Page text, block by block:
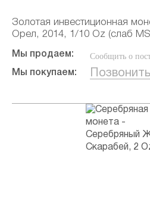
Золотая инвестиционная
Орел, 2014, 1/10 Oz (слаб
Мы продаем: Сообщить о
Мы покупаем: Позвонить